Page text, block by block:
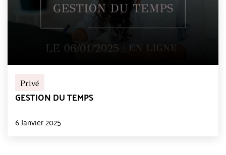
Privé
GESTION DU TEMPS
6 Janvier 2025